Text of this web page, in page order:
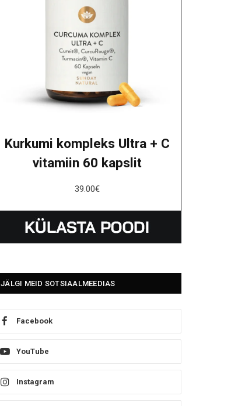
Kurkumi kompleks Ultra + C
vitamiin 60 kapslit
39.00€
JÄLGI MEID SOTSIAALMEEDIAS
Facebook
YouTube
Instagram